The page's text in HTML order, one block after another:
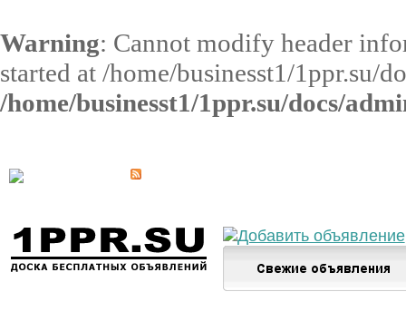
Warning: Cannot modify header
started at /home/businesst1/1ppr.su/
/home/businesst1/1ppr.su/docs/